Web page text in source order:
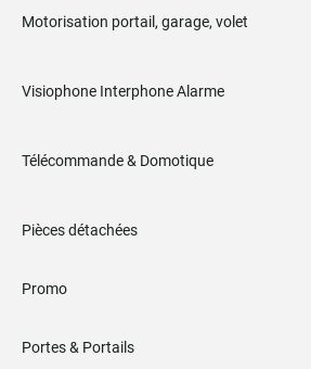
Motorisation portail, garage, volet
Visiophone Interphone Alarme
Télécommande & Domotique
Pièces détachées
Promo
Portes & Portails